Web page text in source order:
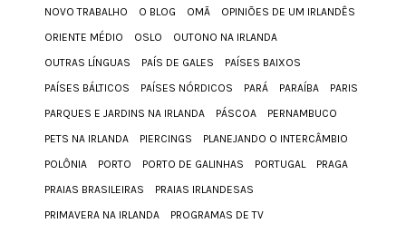
NOVO TRABALHO
O BLOG OMÃ
OPINIÕES DE UM IRLANDÊS
ORIENTE MÉDIO
OSLO
OUTONO NA IRLANDA
OUTRAS LÍNGUAS
PAÍS DE GALES
PAÍSES BAIXOS
PAÍSES BÁLTICOS
PAÍSES NÓRDICOS PARÁ PARAÍBA
PARIS
PARQUES E JARDINS NA IRLANDA
PÁSCOA
PERNAMBUCO
PETS NA IRLANDA
PIERCINGS
PLANEJANDO O INTERCÂMBIO
POLÔNIA
PORTO PORTO DE GALINHAS PORTUGAL
PRAGA
PRAIAS BRASILEIRAS
PRAIAS IRLANDESAS
PRIMAVERA NA IRLANDA
PROGRAMAS DE TV